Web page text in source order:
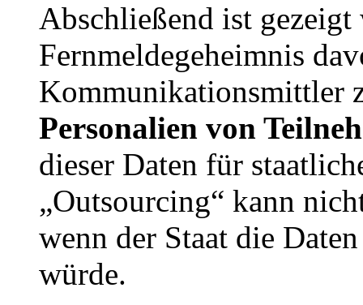
Abschließend ist gezeigt
Fernmeldegeheimnis
Kommunikationsmittler
Personalien von
dieser Daten für
„Outsourcing“ kann
wenn der Staat die
würde.